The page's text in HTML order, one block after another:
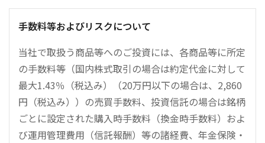
手数料等およびリスクについて
当社で取扱う商品等へのご投資には、各商品等に所定
の手数料等（国内株式取引の場合は約定代金に対して
最大1.43％（税込み）（20万円以下の場合は、2,860
円（税込み））の売買手数料、投資信託の場合は銘柄
ごとに設定された購入時手数料（換金時手数料）およ
び運用管理費用（信託報酬）等の諸経費、年金保険・